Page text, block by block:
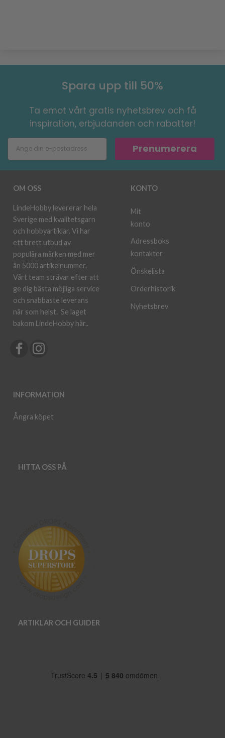
Spara upp till 50%
Ta emot vårt gratis nyhetsbrev och få
inspiration, erbjudanden och rabatter!
Prenumerera
OM OSS
LindeHobby levererar hela
Sverige med kvalitetsgarn
och hobbyartiklar. Vi har
ett brett utbud av
populära märken med mer
än 5000 artikelnummer.
Vårt team strävar efter att
ge dig bästa möjliga service
och snabbaste leverans
när som helst. Se laget
bakom LindeHobby här..
INFORMATION
Ångra köpet
KONTO
Mit
konto
Adressboks
kontakter
Önskelista
Orderhistorik
Nyhetsbrev
HITTA OSS PÅ
ARTIKLAR OCH GUIDER